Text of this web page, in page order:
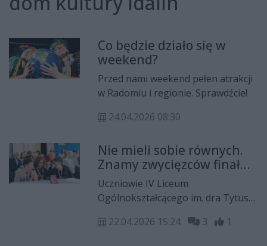
Co będzie działo się w
weekend?
Przed nami weekend pełen atrakcji
w Radomiu i regionie. Sprawdźcie!
24.04.2026 08:30
Nie mieli sobie równych.
Znamy zwycięzców finału
"Radom '76 - Rozegraj
Historię"
Uczniowie IV Liceum
Ogólnokształcącego im. dra Tytusa
interaktywnego quizu
22.04.2026 15:24 3 1